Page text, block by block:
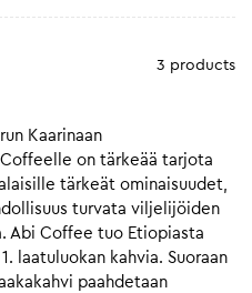
3 products
Kaarinaan
on tärkeää tarjota
tärkeät ominaisuudet,
turvata viljelijöiden
Abi Coffee tuo Etiopiasta
laatuluokan kahvia. Suoraan
paahdetaan